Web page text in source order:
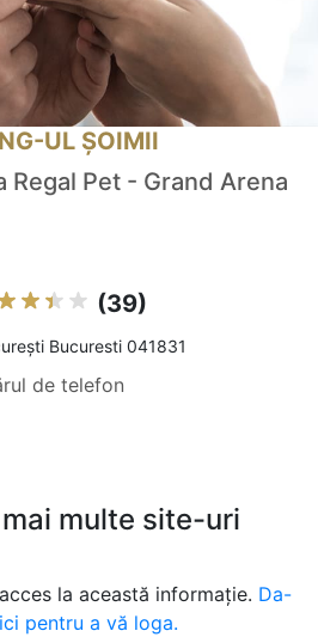
UL ȘOIMII
Regal Pet - Grand Arena
(39)
Bucuresti 041831
de telefon
multe site-uri
la această informație. Da-
pentru a vă loga.